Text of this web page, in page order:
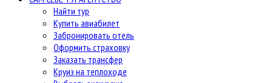
Найти тур
Купить авиабилет
Забронировать отель
Оформить страховку
Заказать трансфер
Круиз на теплоходе